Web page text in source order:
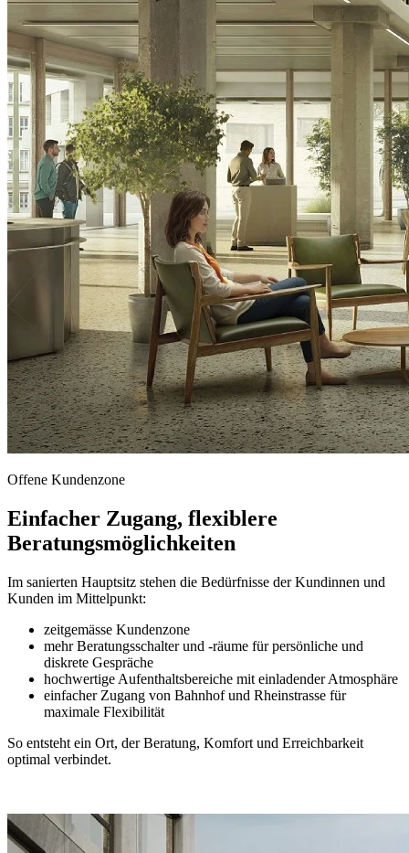
Offene Kundenzone
Einfacher Zugang, flexiblere
Beratungsmöglichkeiten
Im sanierten Hauptsitz stehen die Bedürfnisse der Kundinnen und
Kunden im Mittelpunkt:
zeitgemässe Kundenzone
mehr Beratungsschalter und -räume für persönliche und
diskrete Gespräche
hochwertige Aufenthaltsbereiche mit einladender Atmosphäre
einfacher Zugang von Bahnhof und Rheinstrasse für
maximale Flexibilität
So entsteht ein Ort, der Beratung, Komfort und Erreichbarkeit
optimal verbindet.